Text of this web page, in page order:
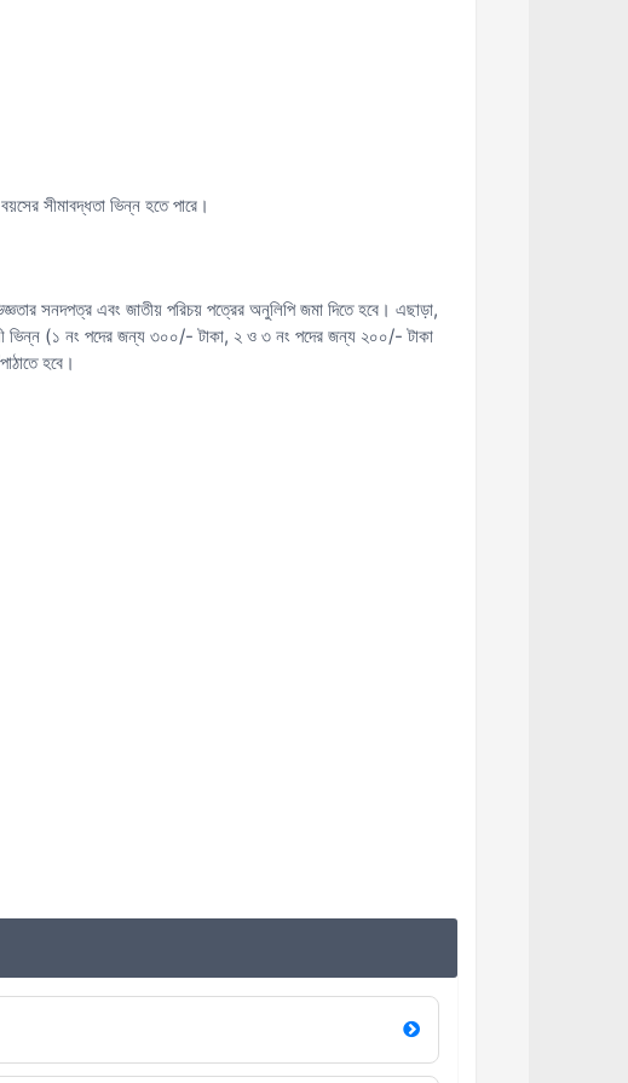
সীমাবদ্ধতা ভিন্ন হতে পারে।
সনদপত্র এবং জাতীয় পরিচয় পত্রের অনুলিপি জমা দিতে হবে। এছাড়া,
ভিন্ন (১ নং পদের জন্য ৩০০/- টাকা, ২ ও ৩ নং পদের জন্য ২০০/- টাকা
হবে।